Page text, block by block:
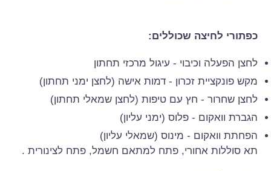
כפתורי לחיצה שכוללים:
לחצן הפעלה וכיבוי - עיגול מרכזי תחתון
מקש פונקציית זכרון - דמות אישה (לחצן ימני תחתון)
לחצן שחרור - חץ עם טיפות (לחצן שמאלי תחתון)
הגברת וואקום - פלוס (ימני עליון)
הפחתת וואקום - מינוס (שמאלי עליון)
תא סוללות אחורי, פתח למתאם חשמל, פתח לצינורית .